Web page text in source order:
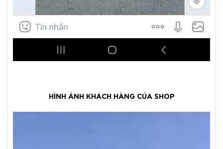
HÌNH ẢNH KHÁCH HÀNG CỦA SHOP